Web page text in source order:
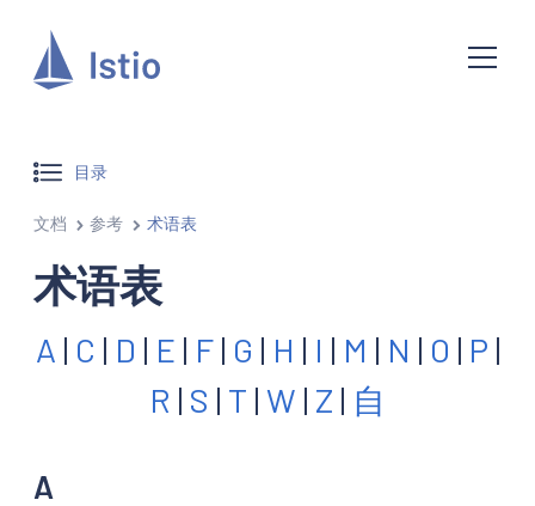
目录
文档 参考 术语表
术语表
A | C | D | E | F| G | H | I | M | N | O | P |
R | S | T | W | Z | 自
A